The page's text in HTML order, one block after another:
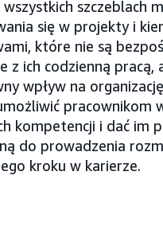
szczeblach
się w projekty i
które nie są
z ich codzienną pracą,
wpływ na
pracownikom
kompetencji i dać im
do prowadzenia
kroku w karierze.